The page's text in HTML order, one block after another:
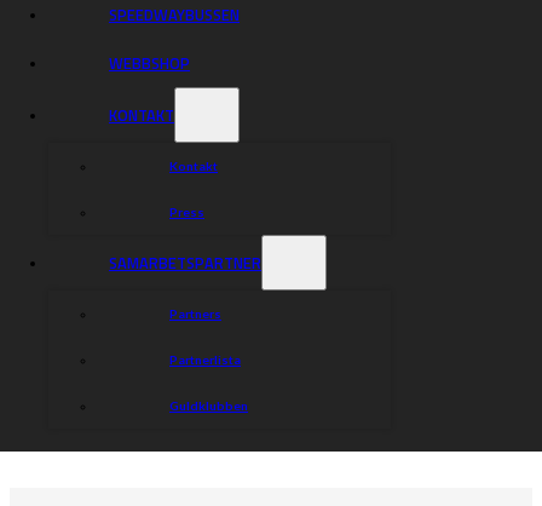
SPEEDWAYBUSSEN
WEBBSHOP
KONTAKT
Kontakt
Press
SAMARBETSPARTNER
Partners
Partnerlista
Guldklubben